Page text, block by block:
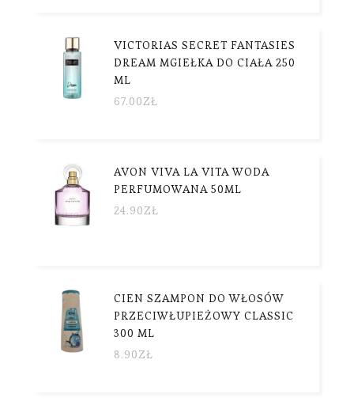
VICTORIAS SECRET FANTASIES
DREAM MGIEŁKA DO CIAŁA 250
ML
67.00ZŁ
AVON VIVA LA VITA WODA
PERFUMOWANA 50ML
24.90ZŁ
CIEN SZAMPON DO WŁOSÓW
PRZECIWŁUPIEŻOWY CLASSIC
300 ML
8.90ZŁ